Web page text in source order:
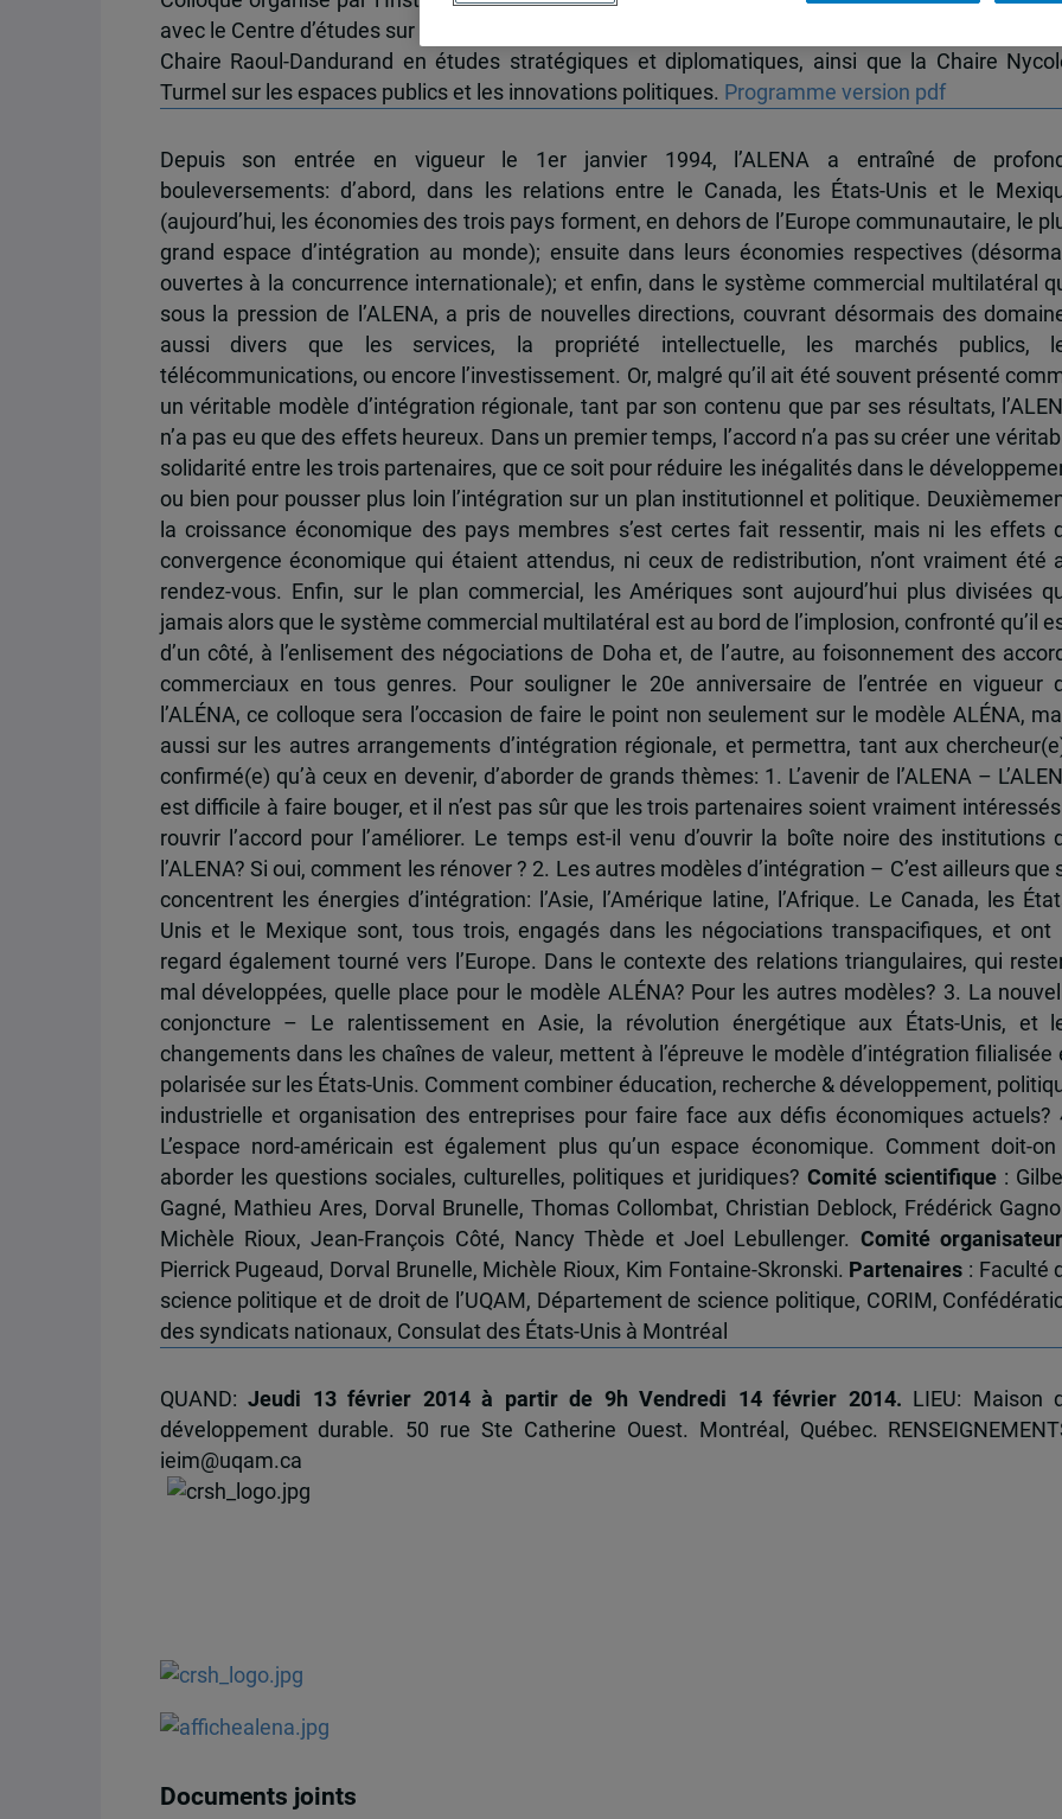
avec le Centre d’études sur l’intégration et la mondialisation, l’Observatoire sur les États-Unis de
Chaire Raoul-Dandurand en études stratégiques et diplomatiques, ainsi que la Chaire
Turmel sur les espaces publics et les innovations politiques. Programme version pdf
Depuis son entrée en vigueur le 1er janvier 1994, l’ALENA a entraîné de
bouleversements: d’abord, dans les relations entre le Canada, les États-Unis et le
(aujourd’hui, les économies des trois pays forment, en dehors de l’Europe communautaire, le
grand espace d’intégration au monde); ensuite dans leurs économies respectives
ouvertes à la concurrence internationale); et enfin, dans le système commercial multilatéral
sous la pression de l’ALENA, a pris de nouvelles directions, couvrant désormais des
aussi divers que les services, la propriété intellectuelle, les marchés publics,
télécommunications, ou encore l’investissement. Or, malgré qu’il ait été souvent présenté
un véritable modèle d’intégration régionale, tant par son contenu que par ses résultats,
n’a pas eu que des effets heureux. Dans un premier temps, l’accord n’a pas su créer une
solidarité entre les trois partenaires, que ce soit pour réduire les inégalités dans le
ou bien pour pousser plus loin l’intégration sur un plan institutionnel et politique.
la croissance économique des pays membres s’est certes fait ressentir, mais ni les effets
convergence économique qui étaient attendus, ni ceux de redistribution, n’ont vraiment été
rendez-vous. Enfin, sur le plan commercial, les Amériques sont aujourd’hui plus divisées
jamais alors que le système commercial multilatéral est au bord de l’implosion, confronté qu’il
d’un côté, à l’enlisement des négociations de Doha et, de l’autre, au foisonnement des
commerciaux en tous genres. Pour souligner le 20e anniversaire de l’entrée en vigueur
l’ALÉNA, ce colloque sera l’occasion de faire le point non seulement sur le modèle ALÉNA,
aussi sur les autres arrangements d’intégration régionale, et permettra, tant aux
confirmé(e) qu’à ceux en devenir, d’aborder de grands thèmes: 1. L’avenir de l’ALENA –
est difficile à faire bouger, et il n’est pas sûr que les trois partenaires soient vraiment
rouvrir l’accord pour l’améliorer. Le temps est-il venu d’ouvrir la boîte noire des institutions
l’ALENA? Si oui, comment les rénover ? 2. Les autres modèles d’intégration – C’est ailleurs que
concentrent les énergies d’intégration: l’Asie, l’Amérique latine, l’Afrique. Le Canada, les
Unis et le Mexique sont, tous trois, engagés dans les négociations transpacifiques, et ont
regard également tourné vers l’Europe. Dans le contexte des relations triangulaires, qui
mal développées, quelle place pour le modèle ALÉNA? Pour les autres modèles? 3. La
conjoncture – Le ralentissement en Asie, la révolution énergétique aux États-Unis, et
changements dans les chaînes de valeur, mettent à l’épreuve le modèle d’intégration filialisée
polarisée sur les États-Unis. Comment combiner éducation, recherche & développement,
industrielle et organisation des entreprises pour faire face aux défis économiques actuels?
L’espace nord-américain est également plus qu’un espace économique. Comment doit-
aborder les questions sociales, culturelles, politiques et juridiques? Comité scientifique :
Gagné, Mathieu Ares, Dorval Brunelle, Thomas Collombat, Christian Deblock, Frédérick
Michèle Rioux, Jean-François Côté, Nancy Thède et Joel Lebullenger. Comité
Pierrick Pugeaud, Dorval Brunelle, Michèle Rioux, Kim Fontaine-Skronski. Partenaires : Faculté
science politique et de droit de l’UQAM, Département de science politique, CORIM,
des syndicats nationaux, Consulat des États-Unis à Montréal
QUAND:Jeudi 13 février 2014 à partir de 9h Vendredi 14 février 2014. LIEU: Maison
développement durable. 50 rue Ste Catherine Ouest. Montréal, Québec.
ieim@uqam.ca
Documents joints